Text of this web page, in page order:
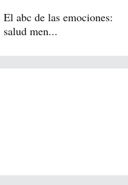
El abc de las emociones:
salud men...